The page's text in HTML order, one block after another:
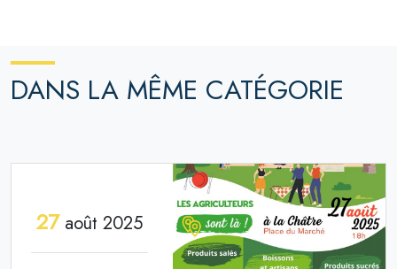
DANS LA MÊME CATÉGORIE
27août 2025